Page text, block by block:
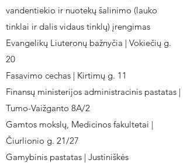
vandentiekio ir nuotekų šalinimo (lauko
tinklai ir dalis vidaus tinklų) įrengimas
Evangelikų Liuteronų bažnyčia | Vokiečių g.
20
Fasavimo cechas | Kirtimų g. 11
Finansų ministerijos administracinis pastatas |
Tumo-Vaižganto 8A/2
Gamtos mokslų, Medicinos fakultetai |
Čiurlionio g. 21/27
Gamybinis pastatas | Justiniškės